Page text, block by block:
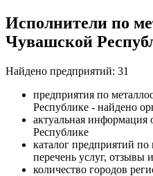
Исполнители по
Чувашской
Найдено предприятий: 31
предприятия по
Республике - найдено
актуальная информация
Республике
каталог предприятий по
перечень услуг, отзывы
количество городов